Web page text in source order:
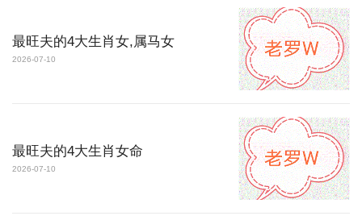
最旺夫的4大生肖女,属马女
2026-07-10
最旺夫的4大生肖女命
2026-07-10